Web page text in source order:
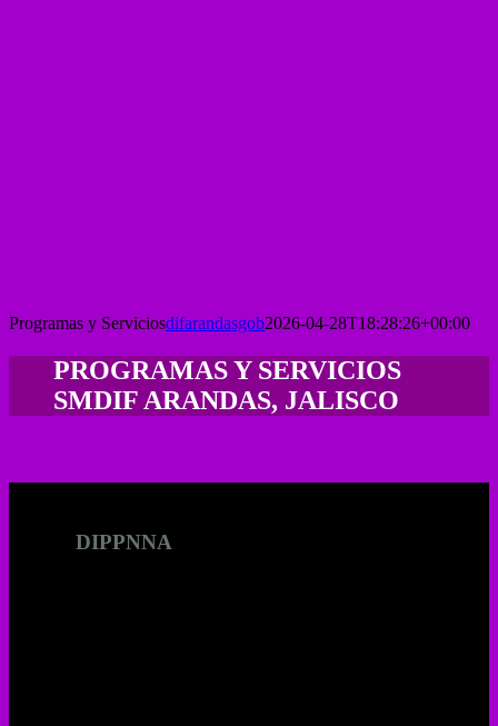
Programas y Serviciosdifarandasgob2026-04-28T18:28:26+00:00
PROGRAMAS Y SERVICIOS
SMDIF ARANDAS, JALISCO
DIPPNNA